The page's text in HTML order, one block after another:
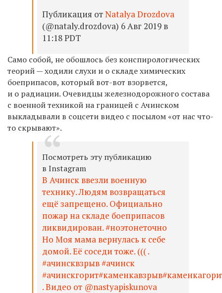
Публикация отNatalya Drozdova
(@nataly.drozdova) 6 Авг 2019 в
11:18 PDT
Само собой, не обошлось без конспирологических
теорий — ходили слухи и о складе химических
боеприпасов, который вот-вот взорвется,
и о радиации. Очевидцы железнодорожного состава
с военной техникой на границей с Ачинском
выкладывали в соцсети видео с посылом «от нас что-
то скрывают».
Посмотреть эту публикацию
в Instagram
В Ачинск ввезли военную
технику. Людям возвращаться
ещё запрещено. Официально
пожар на складе боеприпасов
ликвидирован. #ноэтонеточно
Но Моя мама вернулась к себе
домой. Её соседи тоже. ((( .
#ачинсквзрыв #ачинск
. Видео от @nastyapiskunova